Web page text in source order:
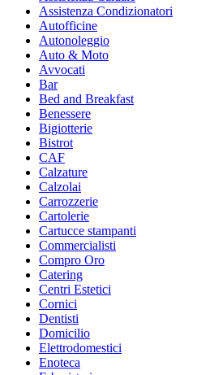
Assistenza Condizionatori
Autofficine
Autonoleggio
Auto & Moto
Avvocati
Bar
Bed and Breakfast
Benessere
Bigiotterie
Bistrot
CAF
Calzature
Calzolai
Carrozzerie
Cartolerie
Cartucce stampanti
Commercialisti
Compro Oro
Catering
Centri Estetici
Cornici
Dentisti
Domicilio
Elettrodomestici
Enoteca